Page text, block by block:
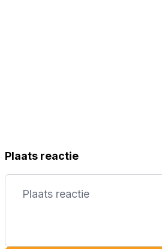
Plaats reactie